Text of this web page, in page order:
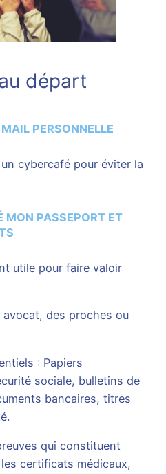
départ
PERSONNELLE
cybercafé pour éviter la
MON PASSEPORT ET
utile pour faire valoir
des proches ou
: Papiers
sociale, bulletins de
bancaires, titres
qui constituent
certificats médicaux,